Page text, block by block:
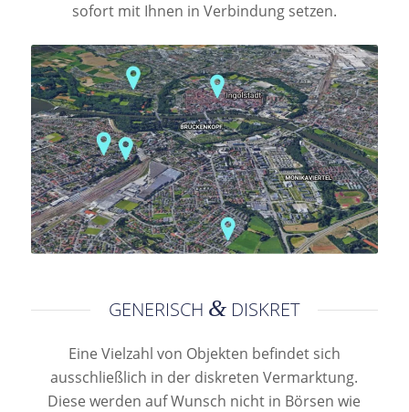
sofort mit Ihnen in Verbindung setzen.
GENERISCH & DISKRET
Eine Vielzahl von Objekten befindet sich
ausschließlich in der diskreten Vermarktung.
Diese werden auf Wunsch nicht in Börsen wie